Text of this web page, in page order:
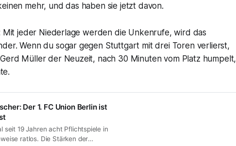
mehr, und das haben sie jetzt davon.
Mit jeder Niederlage werden die Unkenrufe, wird das
Wenn du sogar gegen Stuttgart mit drei Toren verlierst,
Müller der Neuzeit, nach 30 Minuten vom Platz humpelt,
Der 1. FC Union Berlin ist
seit 19 Jahren acht Pflichtspiele in
ratlos. Die Stärken der